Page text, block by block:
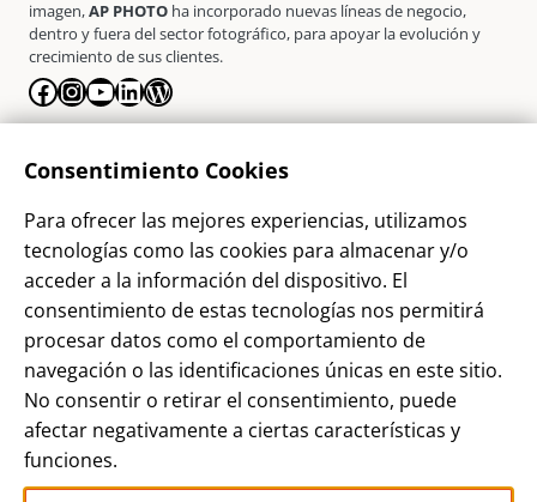
imagen,AP PHOTO ha incorporado nuevas líneas de negocio,
dentro y fuera del sector fotográfico, para apoyar la evolución y
crecimiento de sus clientes.
Facebook
Instagram
YouTube
LinkedIn
WordPress
Contacto
Sostenibilidad
Blog
Alta Cliente
Aviso Legal
Términos y Condiciones
Política de privacidad
Consentimiento Cookies
Para ofrecer las mejores experiencias, utilizamos
tecnologías como las cookies para almacenar y/o
acceder a la información del dispositivo. El
consentimiento de estas tecnologías nos permitirá
procesar datos como el comportamiento de
navegación o las identificaciones únicas en este sitio.
No consentir o retirar el consentimiento, puede
afectar negativamente a ciertas características y
funciones.